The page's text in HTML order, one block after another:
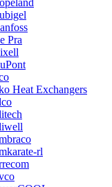
Pra
Heat Exchangers
rl